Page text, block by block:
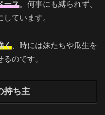
ース。何事にも縛られず、
ています。
く 、時には妹たちや瓜生を
のです。
持ち主